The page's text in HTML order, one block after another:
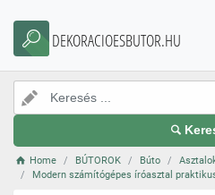
DEKORACIOESBUTOR.HU
Home BÚTOROK Búto
Modern számítógépes íróasztal